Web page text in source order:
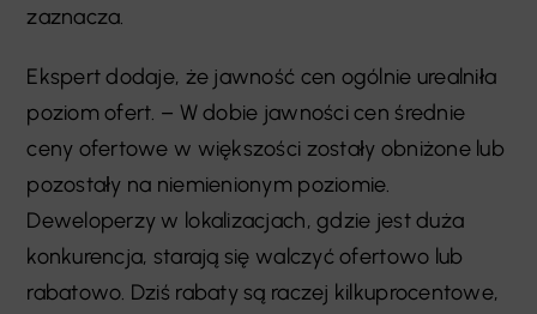
zaznacza.
Ekspert dodaje, że jawność cen ogólnie urealniła
poziom ofert. – W dobie jawności cen średnie
ceny ofertowe w większości zostały obniżone lub
pozostały na niemienionym poziomie.
Deweloperzy w lokalizacjach, gdzie jest duża
konkurencja, starają się walczyć ofertowo lub
rabatowo. Dziś rabaty są raczej kilkuprocentowe,